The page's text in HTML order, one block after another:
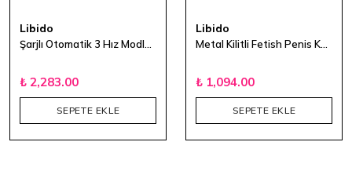
Libido
₺ 2,283.00
SEPETE EKLE
Libido
₺ 1,094.00
SEPETE EKLE